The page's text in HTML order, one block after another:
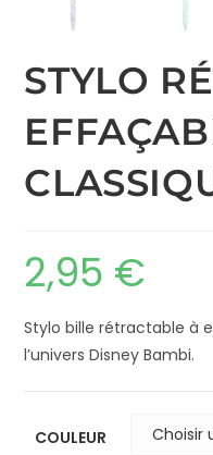
STYLO
2,95 €
Stylo bille rétractable à
l’univers Disney Bambi.
COULEUR